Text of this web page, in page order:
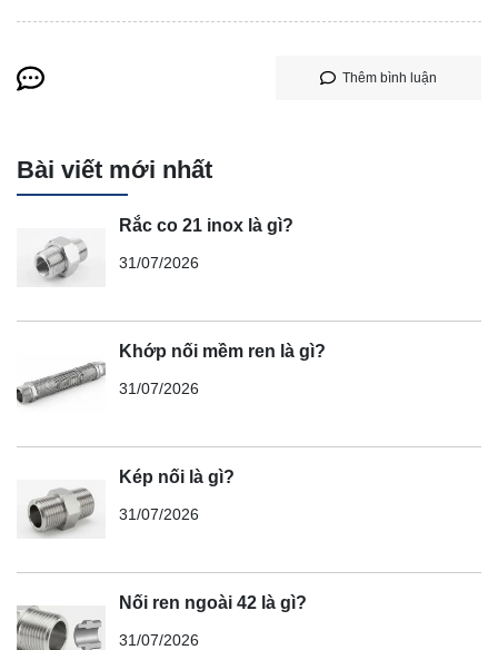
Thêm bình luận
Bài viết mới nhất
Rắc co 21 inox là gì?
31/07/2026
Khớp nối mềm ren là gì?
31/07/2026
Kép nối là gì?
31/07/2026
Nối ren ngoài 42 là gì?
31/07/2026